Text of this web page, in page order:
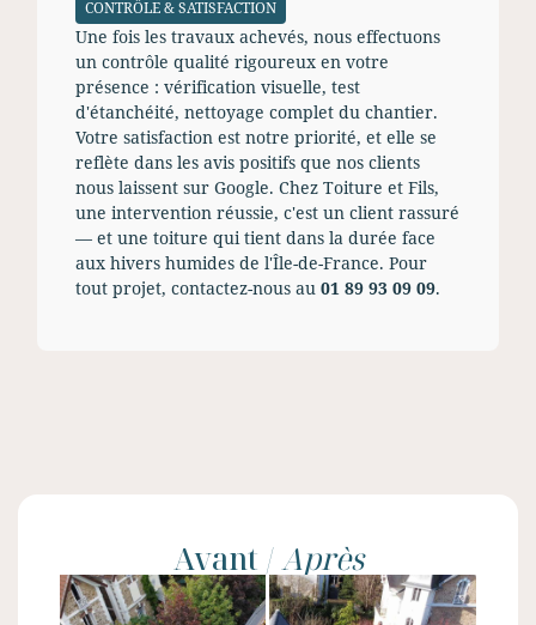
CONTRÔLE & SATISFACTION
Une fois les travaux achevés, nous effectuons
un contrôle qualité rigoureux en votre
présence : vérification visuelle, test
d'étanchéité, nettoyage complet du chantier.
Votre satisfaction est notre priorité, et elle se
reflète dans les avis positifs que nos clients
nous laissent sur Google. Chez Toiture et Fils,
une intervention réussie, c'est un client rassuré
— et une toiture qui tient dans la durée face
aux hivers humides de l'Île-de-France. Pour
tout projet, contactez-nous au 01 89 93 09 09.
Avant /Après